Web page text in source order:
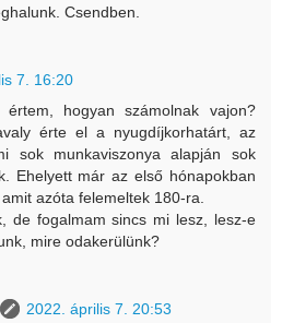
Csendben.
7. 16:20
hogyan számolnak vajon?
érte el a nyugdíjkorhatárt, az
sok munkaviszonya alapján sok
Ehelyett már az első hónapokban
azóta felemeltek 180-ra.
de fogalmam sincs mi lesz, lesz-e
mire odakerülünk?
2022. április 7. 20:53